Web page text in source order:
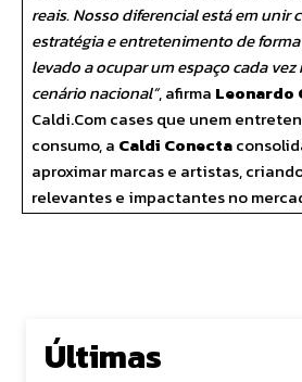
reais. Nosso diferencial está em unir
estratégia e entretenimento de
levado a ocupar um espaço cada
cenário nacional”, afirma Leonardo
Caldi.Com cases que unem
consumo, a Caldi Conecta
aproximar marcas e artistas,
relevantes e impactantes no
Últimas